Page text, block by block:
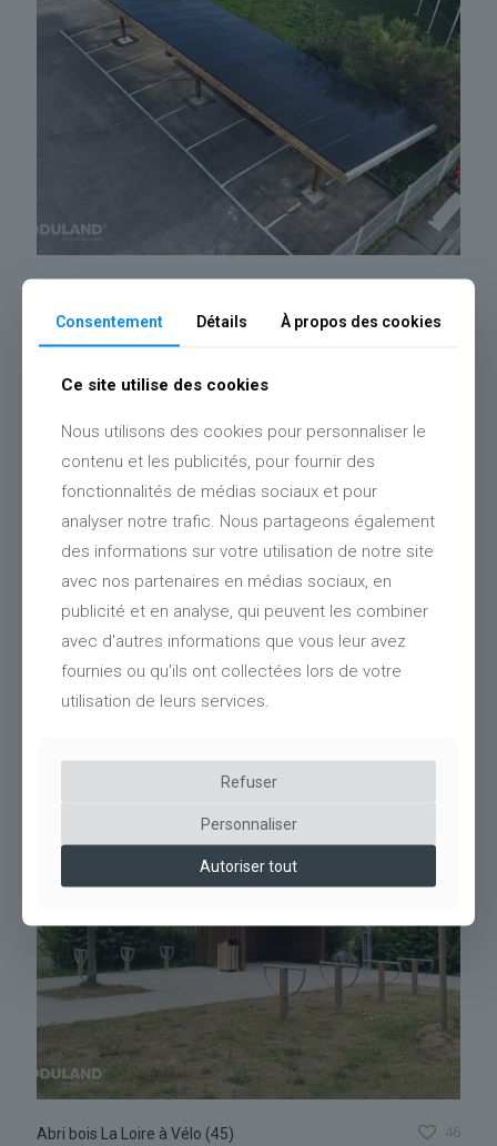
Ombrière photovoltaïque bois Hyper U (74)
Abri bois La Loire à Vélo (45) 46
Consentement Détails À propos des cookies
Ce site utilise des cookies
Nous utilisons des cookies pour personnaliser le
contenu et les publicités, pour fournir des
fonctionnalités de médias sociaux et pour
analyser notre trafic. Nous partageons également
des informations sur votre utilisation de notre site
avec nos partenaires en médias sociaux, en
publicité et en analyse, qui peuvent les combiner
avec d'autres informations que vous leur avez
fournies ou qu'ils ont collectées lors de votre
utilisation de leurs services.
Refuser
Personnaliser
Autoriser tout